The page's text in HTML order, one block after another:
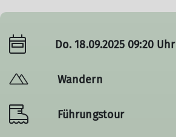
Do. 18.09.2025 09:20 Uhr
Wandern
Führungstour